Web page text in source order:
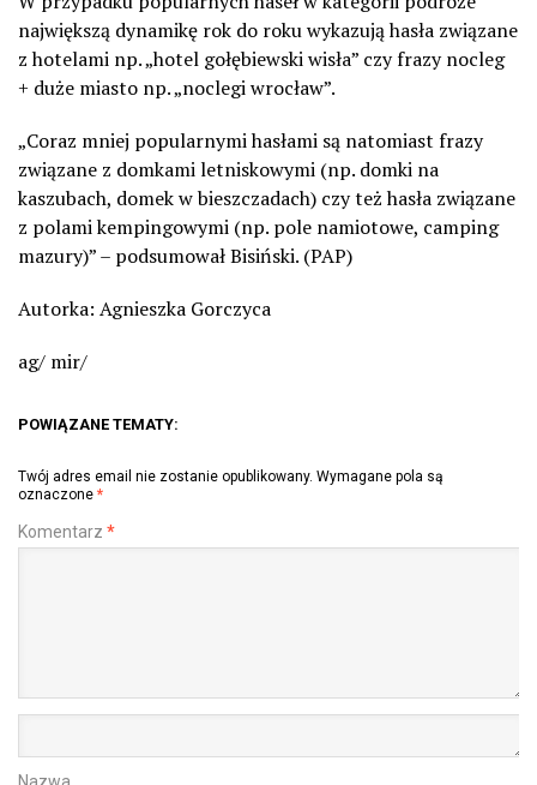
największą dynamikę rok do roku wykazują hasła związane
z hotelami np. „hotel gołębiewski wisła” czy frazy nocleg
+ duże miasto np. „noclegi wrocław”.
„Coraz mniej popularnymi hasłami są natomiast frazy
związane z domkami letniskowymi (np. domki na
kaszubach, domek w bieszczadach) czy też hasła związane
z polami kempingowymi (np. pole namiotowe, camping
mazury)” – podsumował Bisiński. (PAP)
Autorka: Agnieszka Gorczyca
ag/ mir/
POWIĄZANE TEMATY:
Twój adres email nie zostanie opublikowany. Wymagane pola są
oznaczone *
Komentarz *
Nazwa